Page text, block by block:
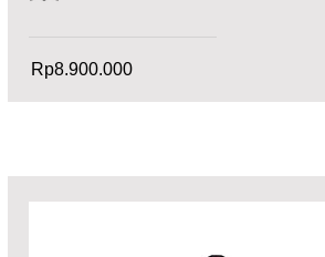
Rp8.900.000